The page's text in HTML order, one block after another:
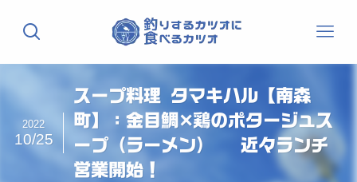
スープ料理 タマキハル【南森
町】：金目鯛✕鶏のポタージュス
ープ（ラーメン） 近々ランチ
営業開始！
2022
10/25